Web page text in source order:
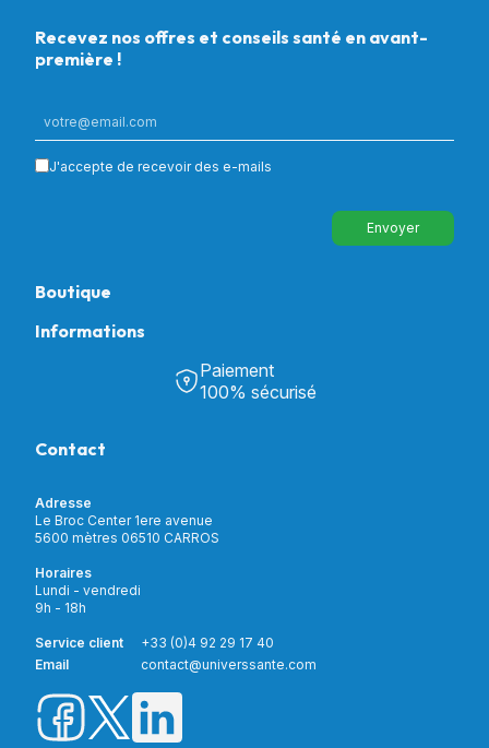
Recevez nos offres et conseils santé en avant-
première !
J'accepte de recevoir des e-mails
Envoyer
Boutique
Puériculture
Incontinence
Soins & Diagnostic
Aide à la mobilité
Matériel de location
Nouveautés
Promotions
Prix barrés
Informations
Découvrir Univers Santé
Notre catalogue
Mon compte
Livraison et paiement
Paiement
100% sécurisé
Contact
Adresse
Le Broc Center 1ere avenue
5600 mètres 06510 CARROS
Horaires
Lundi - vendredi
9h - 18h
Service client
+33 (0)4 92 29 17 40
Email
contact@universsante.com